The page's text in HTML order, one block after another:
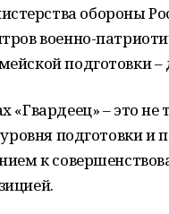
обороны
военно-
подготовки
– это не
подготовки и
к